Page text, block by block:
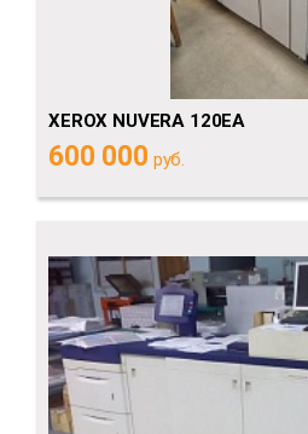
XEROX NUVERA 120EA
600 000 руб.